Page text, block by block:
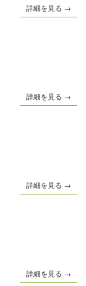
詳細を見る →
詳細を見る →
詳細を見る →
詳細を見る →